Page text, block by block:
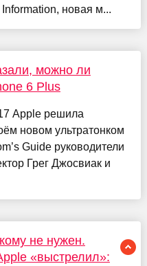
новая м...
можно ли
6 Plus
Apple решила
новом ультратонком
Guide руководители
Грег Джосвиак и
не нужен.
«выстрелил»: